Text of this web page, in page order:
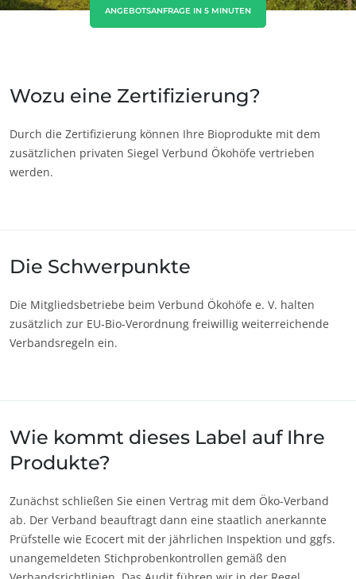
Karriere
China (Chinesisch)
Südkorea (Koreanisch)
Amerika
Argentinien (Spanisch)
Kanada (Französisch)
Peru (Spanisch)
Deutschland (Deutsch)
Frankreich (Französisch)
Portugal (Portugiesisch)
Rumänien (Rumänisch)
Schweiz (Deutsch)
ANGEBOTSANFRAGE IN 5 MINUTEN
Wozu eine Zertifizierung?
Durch die Zertifizierung können Ihre Bioprodukte mit dem
zusätzlichen privaten Siegel Verbund Ökohöfe vertrieben
werden.
Die Schwerpunkte
Die Mitgliedsbetriebe beim Verbund Ökohöfe e. V. halten
zusätzlich zur EU-Bio-Verordnung freiwillig weiterreichende
Verbandsregeln ein.
Wie kommt dieses Label auf Ihre
Produkte?
Zunächst schließen Sie einen Vertrag mit dem Öko-Verband
ab. Der Verband beauftragt dann eine staatlich anerkannte
Prüfstelle wie Ecocert mit der jährlichen Inspektion und ggfs.
unangemeldeten Stichprobenkontrollen gemäß den